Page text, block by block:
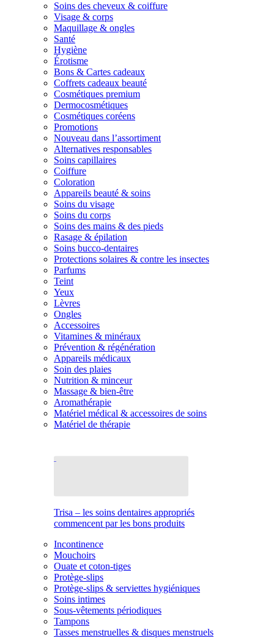
Soins des cheveux & coiffure
Visage & corps
Maquillage & ongles
Santé
Hygiène
Érotisme
Bons & Cartes cadeaux
Coffrets cadeaux beauté
Cosmétiques premium
Dermocosmétiques
Cosmétiques coréens
Promotions
Nouveau dans l’assortiment
Alternatives responsables
Soins capillaires
Coiffure
Coloration
Appareils beauté & soins
Soins du visage
Soins du corps
Soins des mains & des pieds
Rasage & épilation
Soins bucco-dentaires
Protections solaires & contre les insectes
Parfums
Teint
Yeux
Lèvres
Ongles
Accessoires
Vitamines & minéraux
Prévention & régénération
Appareils médicaux
Soin des plaies
Nutrition & minceur
Massage & bien-être
Aromathérapie
Matériel médical & accessoires de soins
Matériel de thérapie
Trisa – les soins dentaires appropriés
commencent par les bons produits
Incontinence
Mouchoirs
Ouate et coton-tiges
Protège-slips
Protège-slips & serviettes hygiéniques
Soins intimes
Sous-vêtements périodiques
Tampons
Tasses menstruelles & disques menstruels